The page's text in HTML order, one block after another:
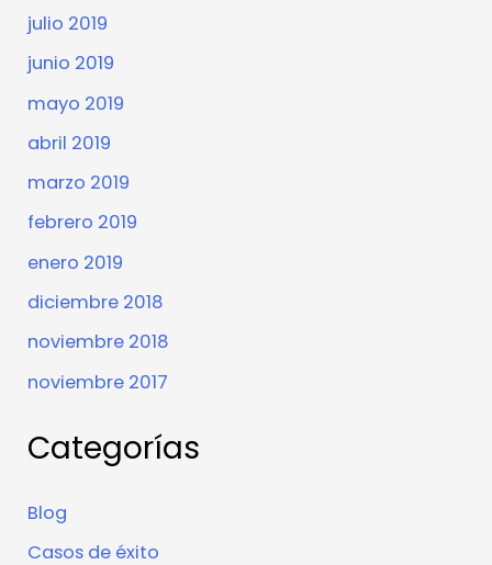
julio 2019
junio 2019
mayo 2019
abril 2019
marzo 2019
febrero 2019
enero 2019
diciembre 2018
noviembre 2018
noviembre 2017
Categorías
Blog
Casos de éxito